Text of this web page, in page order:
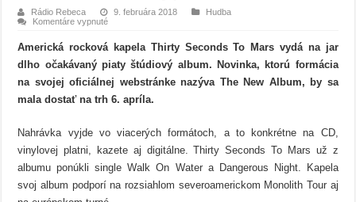
Rádio Rebeca 9. februára 2018
Hudba
Komentáre vypnuténa
To
Mars
čoskoro
vydajú
nový
album.
už
môžete
vypočuť
Americká rocková kapela Thirty Seconds To Mars vydá na jar
dlho očakávaný piaty štúdiový album. Novinka, ktorú formácia
na svojej oficiálnej webstránke nazýva The New Album, by sa
mala dostať na trh 6. apríla.
Nahrávka vyjde vo viacerých formátoch, a to konkrétne na CD,
vinylovej platni, kazete aj digitálne. Thirty Seconds To Mars už z
albumu ponúkli single Walk On Water a Dangerous Night. Kapela
svoj album podporí na rozsiahlom severoamerickom Monolith Tour aj